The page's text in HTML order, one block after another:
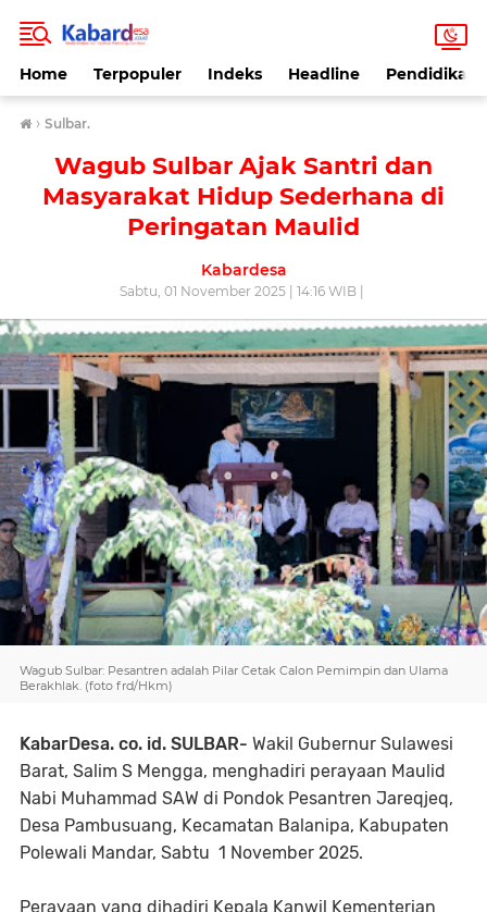
Home Terpopuler Indeks Headline Pendidikan
› Sulbar.
Wagub Sulbar Ajak Santri dan
Masyarakat Hidup Sederhana di
Peringatan Maulid
Kabardesa
Sabtu, 01 November 2025 | 14:16 WIB |
Wagub Sulbar: Pesantren adalah Pilar Cetak Calon Pemimpin dan Ulama
Berakhlak. (foto frd/Hkm)
KabarDesa. co. id. SULBAR- Wakil Gubernur Sulawesi
Barat, Salim S Mengga, menghadiri perayaan Maulid
Nabi Muhammad SAW di Pondok Pesantren Jareqjeq,
Desa Pambusuang, Kecamatan Balanipa, Kabupaten
Polewali Mandar, Sabtu 1 November 2025.
Perayaan yang dihadiri Kepala Kanwil Kementerian